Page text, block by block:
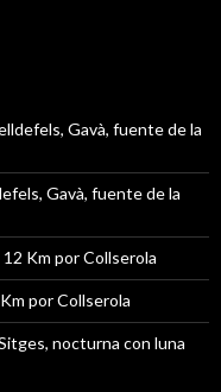
Gavà, fuente de la
Gavà, fuente de la
Km por Collserola
por Collserola
nocturna con luna